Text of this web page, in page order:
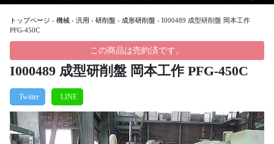
トップページ › 機械 › 汎用 › 研削盤 › 成形研削盤 › I000489 成型研削盤 岡本工作
PFG-450C
この商品は売約済です。
I000489 成型研削盤 岡本工作 PFG-450C